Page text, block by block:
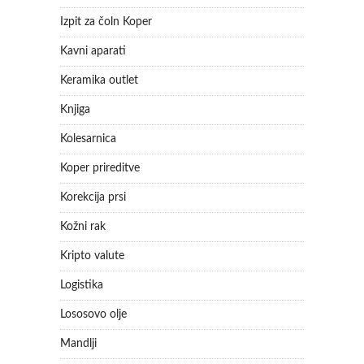
Izpit za čoln Koper
Kavni aparati
Keramika outlet
Knjiga
Kolesarnica
Koper prireditve
Korekcija prsi
Kožni rak
Kripto valute
Logistika
Lososovo olje
Mandlji